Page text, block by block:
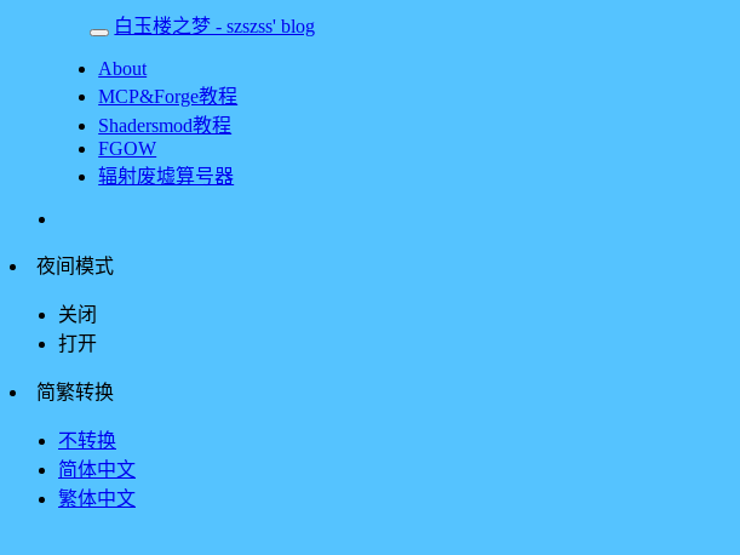
白玉楼之梦 - szszss' blog
About
MCP&Forge教程
Shadersmod教程
FGOW
辐射废墟算号器
夜间模式
关闭
打开
简繁转换
不转换
简体中文
繁体中文